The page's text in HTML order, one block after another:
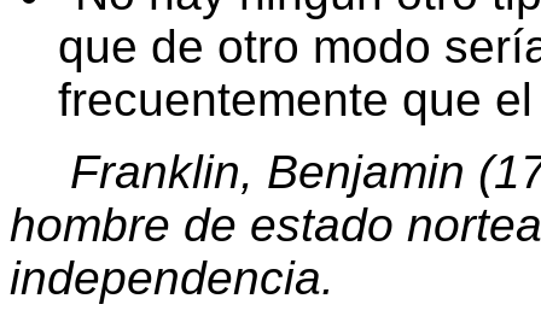
que de otro modo
frecuentemente que
Franklin, Benjamin
hombre de estado
independencia.